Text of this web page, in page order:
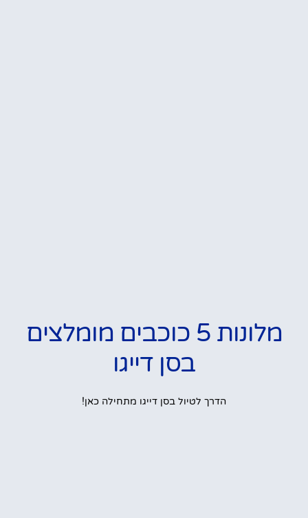
מלונות 5 כוכבים מומלצים
בסן דייגו
הדרך לטיול בסן דייגו מתחילה כאן!